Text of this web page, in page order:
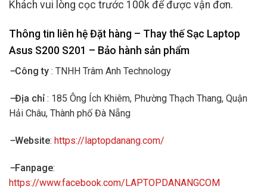
Khách vui lòng cọc trước 100k để được vận đơn.
Thông tin liên hệ Đặt hàng – Thay thế Sạc Laptop
Asus S200 S201 – Bảo hành sản phẩm
–Công ty : TNHH Trâm Anh Technology
–Địa chỉ : 185 Ông Ích Khiêm, Phường Thạch Thang, Quận
Hải Châu, Thành phố Đà Nẵng
–Website: https://laptopdanang.com/
–Fanpage:
https://www.facebook.com/LAPTOPDANANGCOM